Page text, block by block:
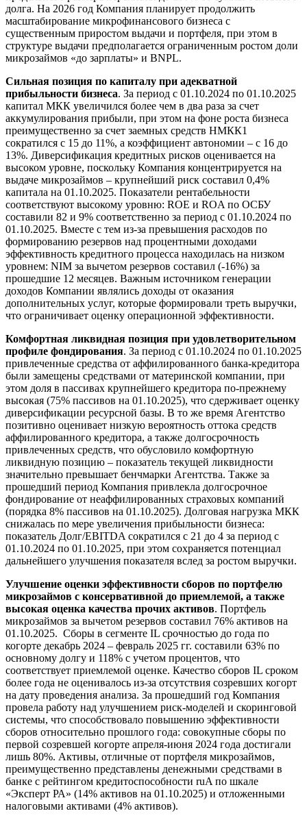
долга. На 2026 год Компания планирует продолжить
масштабирование микрофинансового бизнеса с
существенным приростом выдачи и портфеля, при этом в
структуре выдачи предполагается ограниченным ростом доли
микрозаймов «до зарплаты» и BNPL.
Сильная позиция по капиталу при адекватной
прибыльности бизнеса. За период с 01.10.2024 по 01.10.2025
капитал МКК увеличился более чем в два раза за счет
аккумулирования прибыли, при этом на фоне роста бизнеса
преимущественно за счет заемных средств НМКК1
сократился с 15 до 11%, а коэффициент автономии – с 16 до
13%. Диверсификация кредитных рисков оценивается на
высоком уровне, поскольку Компания концентрируется на
выдаче микрозаймов – крупнейший риск составил 0,4%
капитала на 01.10.2025. Показатели рентабельности
соответствуют высокому уровню: ROE и ROA по ОСБУ
составили 82 и 9% соответственно за период с 01.10.2024 по
01.10.2025. Вместе с тем из-за превышения расходов по
формированию резервов над процентными доходами
эффективность кредитного процесса находилась на низком
уровнем: NIM за вычетом резервов составил (-16%) за
прошедшие 12 месяцев. Важным источником генерации
доходов Компании являлись доходы от оказания
дополнительных услуг, которые формировали треть выручки,
что ограничивает оценку операционной эффективности.
Комфортная ликвидная позиция при удовлетворительном
профиле фондирования. За период с 01.10.2024 по 01.10.2025
привлеченные средства от аффилированного банка-кредитора
были замещены средствами от материнской компании, при
этом доля в пассивах крупнейшего кредитора по-прежнему
высокая (75% пассивов на 01.10.2025), что сдерживает оценку
диверсификации ресурсной базы. В то же время Агентство
позитивно оценивает низкую вероятность оттока средств
аффилированного кредитора, а также долгосрочность
привлеченных средств, что обусловило комфортную
ликвидную позицию – показатель текущей ликвидности
значительно превышает бенчмарки Агентства. Также за
прошедший период Компания привлекла долгосрочное
фондирование от неаффилированных страховых компаний
(порядка 8% пассивов на 01.10.2025). Долговая нагрузка МКК
снижалась по мере увеличения прибыльности бизнеса:
показатель Долг/EBITDA сократился с 21 до 4 за период с
01.10.2024 по 01.10.2025, при этом сохраняется потенциал
дальнейшего улучшения показателя вслед за ростом выручки.
Улучшение оценки эффективности сборов по портфелю
микрозаймов с консервативной до приемлемой, а также
высокая оценка качества прочих активов. Портфель
микрозаймов за вычетом резервов составил 76% активов на
01.10.2025. Сборы в сегменте IL срочностью до года по
когорте декабрь 2024 – февраль 2025 гг. составили 63% по
основному долгу и 118% с учетом процентов, что
соответствует приемлемой оценке. Качество сборов IL сроком
более года не оценивалось из-за отсутствия созревших когорт
на дату проведения анализа. За прошедший год Компания
провела работу над улучшением риск-моделей и скоринговой
системы, что способствовало повышению эффективности
сборов относительно прошлого года: совокупные сборы по
первой созревшей когорте апреля-июня 2024 года достигали
лишь 80%. Активы, отличные от портфеля микрозаймов,
преимущественно представлены денежными средствами в
банке с рейтингом кредитоспособности ruA по шкале
«Эксперт РА» (14% активов на 01.10.2025) и отложенными
налоговыми активами (4% активов).